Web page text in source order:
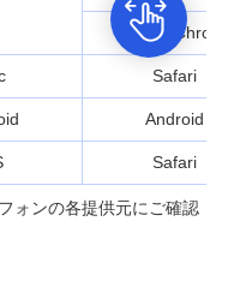
Google
Safari
Android
Safari
ォンの各提供元にご確認